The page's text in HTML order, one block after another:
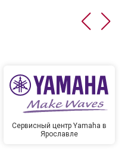
Сервисный центр Yamaha в
Ярославле